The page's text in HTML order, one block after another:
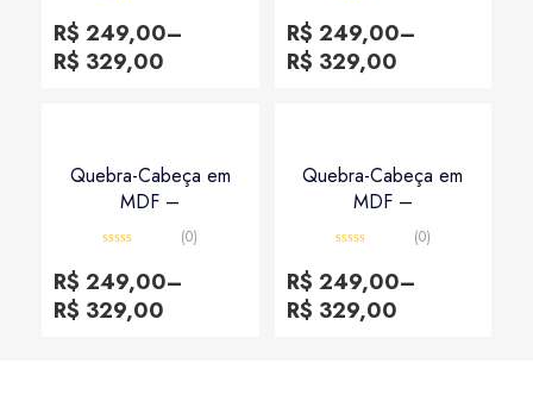
0
de
5
R$ 249,00–
R$ 329,00
0
de
5
R$ 249,00–
R$ 329,00
Quebra-Cabeça em
MDF –
0
de
5
(0)
R$ 249,00–
R$ 329,00
Quebra-Cabeça em
MDF –
0
de
5
(0)
R$ 249,00–
R$ 329,00